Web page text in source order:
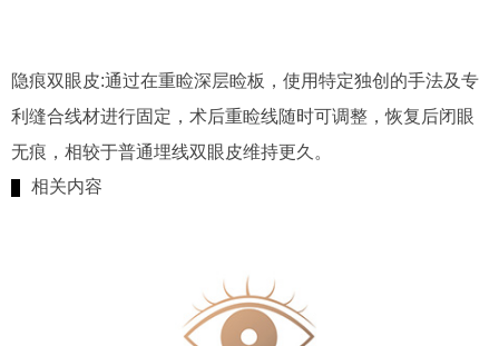
隐痕双眼皮:通过在重睑深层睑板，使用特定独创的手法及专
利缝合线材进行固定，术后重睑线随时可调整，恢复后闭眼
无痕，相较于普通埋线双眼皮维持更久。
相关内容